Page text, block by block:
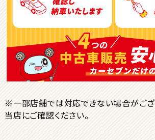
ＳＵＶ・クロカン
1 位
トヨタ
ヤリスクロス
※一部店舗では対応できない場合がござ
当店にご確認ください。